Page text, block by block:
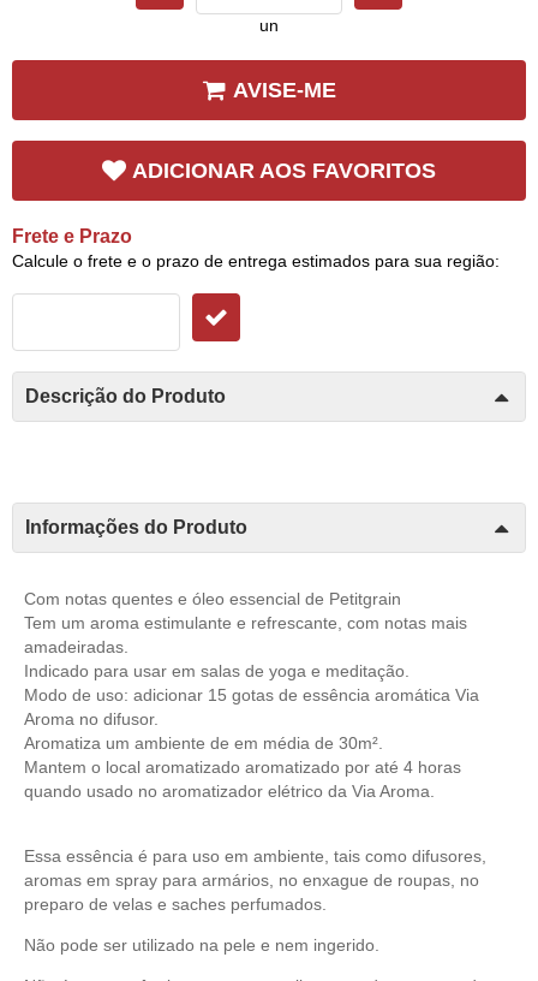
un
AVISE-ME
ADICIONAR AOS FAVORITOS
Frete e Prazo
Calcule o frete e o prazo de entrega estimados para sua região:
Descrição do Produto
Informações do Produto
Com notas quentes e óleo essencial de Petitgrain
Tem um aroma estimulante e refrescante, com notas mais
amadeiradas.
Indicado para usar em salas de yoga e meditação.
Modo de uso: adicionar 15 gotas de essência aromática Via
Aroma no difusor.
Aromatiza um ambiente de em média de 30m².
Mantem o local aromatizado aromatizado por até 4 horas
quando usado no aromatizador elétrico da Via Aroma.
Essa essência é para uso em ambiente, tais como difusores,
aromas em spray para armários, no enxague de roupas, no
preparo de velas e saches perfumados.
Não pode ser utilizado na pele e nem ingerido.